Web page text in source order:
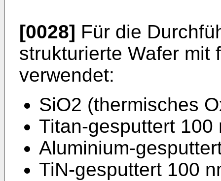
[0028] Für die
strukturierte Wafer mit
verwendet:
SiO2 (thermisches
Titan-gesputtert 100
Aluminium-
TiN-gesputtert 100